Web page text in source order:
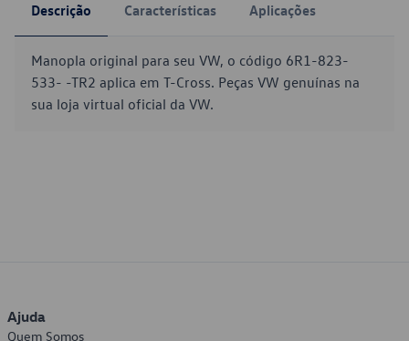
Descrição Características Aplicações
Manopla original para seu VW, o código 6R1-823-
533- -TR2 aplica em T-Cross. Peças VW genuínas na
sua loja virtual oficial da VW.
Ajuda
Quem Somos